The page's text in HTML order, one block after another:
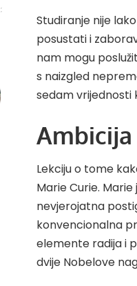
Studiranje nije
posustati i
nam mogu
s naizgled
sedam vrijednosti
Lekciju o tome
Marie Curie.
nevjerojatna
konvencionalna
elemente radija i
dvije Nobelove